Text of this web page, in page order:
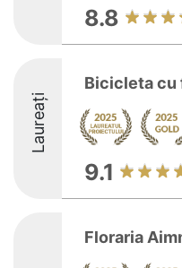
8.8
Laureați
Bicicleta cu
9.1
Floraria